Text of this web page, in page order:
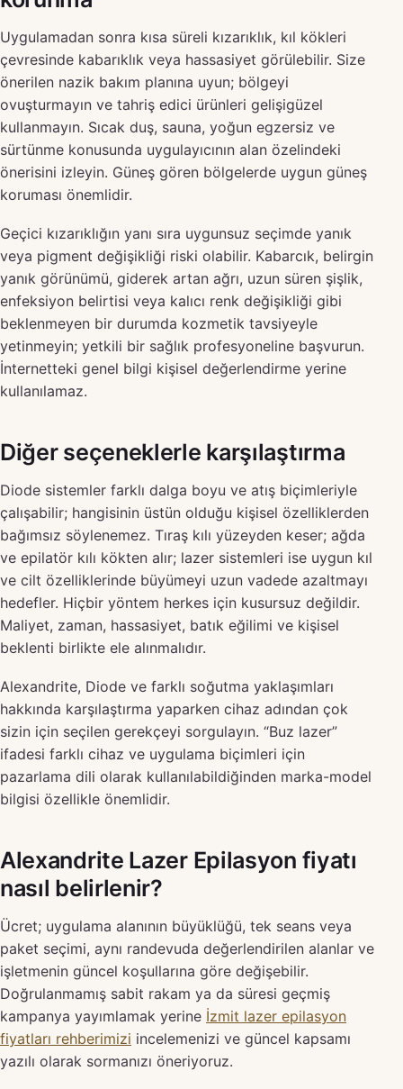
Uygulamadan sonra kısa süreli kızarıklık, kıl kökleri
çevresinde kabarıklık veya hassasiyet görülebilir. Size
önerilen nazik bakım planına uyun; bölgeyi
ovuşturmayın ve tahriş edici ürünleri gelişigüzel
kullanmayın. Sıcak duş, sauna, yoğun egzersiz ve
sürtünme konusunda uygulayıcının alan özelindeki
önerisini izleyin. Güneş gören bölgelerde uygun güneş
koruması önemlidir.
Geçici kızarıklığın yanı sıra uygunsuz seçimde yanık
veya pigment değişikliği riski olabilir. Kabarcık, belirgin
yanık görünümü, giderek artan ağrı, uzun süren şişlik,
enfeksiyon belirtisi veya kalıcı renk değişikliği gibi
beklenmeyen bir durumda kozmetik tavsiyeyle
yetinmeyin; yetkili bir sağlık profesyoneline başvurun.
İnternetteki genel bilgi kişisel değerlendirme yerine
kullanılamaz.
Diğer seçeneklerle karşılaştırma
Diode sistemler farklı dalga boyu ve atış biçimleriyle
çalışabilir; hangisinin üstün olduğu kişisel özelliklerden
bağımsız söylenemez. Tıraş kılı yüzeyden keser; ağda
ve epilatör kılı kökten alır; lazer sistemleri ise uygun kıl
ve cilt özelliklerinde büyümeyi uzun vadede azaltmayı
hedefler. Hiçbir yöntem herkes için kusursuz değildir.
Maliyet, zaman, hassasiyet, batık eğilimi ve kişisel
beklenti birlikte ele alınmalıdır.
Alexandrite, Diode ve farklı soğutma yaklaşımları
hakkında karşılaştırma yaparken cihaz adından çok
sizin için seçilen gerekçeyi sorgulayın. “Buz lazer”
ifadesi farklı cihaz ve uygulama biçimleri için
pazarlama dili olarak kullanılabildiğinden marka-model
bilgisi özellikle önemlidir.
Alexandrite Lazer Epilasyon fiyatı
nasıl belirlenir?
Ücret; uygulama alanının büyüklüğü, tek seans veya
paket seçimi, aynı randevuda değerlendirilen alanlar ve
işletmenin güncel koşullarına göre değişebilir.
Doğrulanmamış sabit rakam ya da süresi geçmiş
kampanya yayımlamak yerine İzmit lazer epilasyon
fiyatları rehberimizi incelemenizi ve güncel kapsamı
yazılı olarak sormanızı öneriyoruz.